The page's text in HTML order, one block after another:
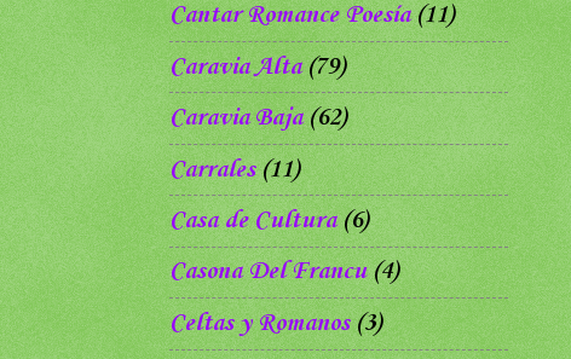
Cantar Romance Poesía (11)
Caravia Alta (79)
Caravia Baja (62)
Carrales (11)
Casa de Cultura (6)
Casona Del Francu (4)
Celtas y Romanos (3)